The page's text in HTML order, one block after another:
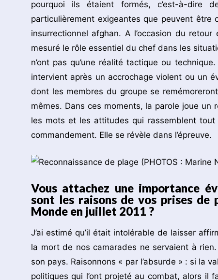
pourquoi ils étaient formés, c’est-à-dire
particulièrement exigeantes que peuvent être
insurrectionnel afghan. A l’occasion du
mesuré le rôle essentiel du chef dans les
n’ont pas qu’une réalité tactique ou
intervient après un accrochage violent ou un
dont les membres du groupe se
mêmes. Dans ces moments, la parole joue
les mots et les attitudes qui rassemblent tout
commandement. Elle se révèle dans l’épreuve.
Vous attachez une importance
sont les raisons de vos prises
Monde en juillet 2011 ?
J’ai estimé qu’il était intolérable de laisser
la mort de nos camarades ne servaient à
son pays. Raisonnons « par l’absurde » : si la
politiques qui l’ont projeté au combat, alors il